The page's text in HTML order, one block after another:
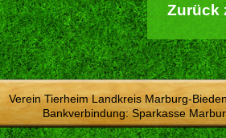
Zurück
Verein Tierheim Landkreis Marburg-
Bankverbindung: Sparkasse